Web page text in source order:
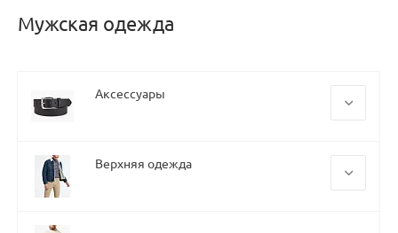
Мужская одежда
Аксессуары
Нижнее белье
Верхняя одежда